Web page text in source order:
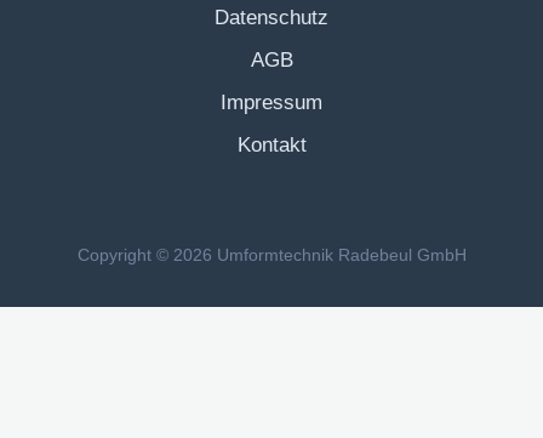
Datenschutz
AGB
Impressum
Kontakt
Copyright © 2026 Umformtechnik Radebeul GmbH